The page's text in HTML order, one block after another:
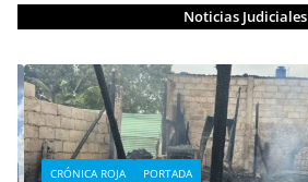
Noticias Judiciales
CRÓNICA ROJA PORTADA